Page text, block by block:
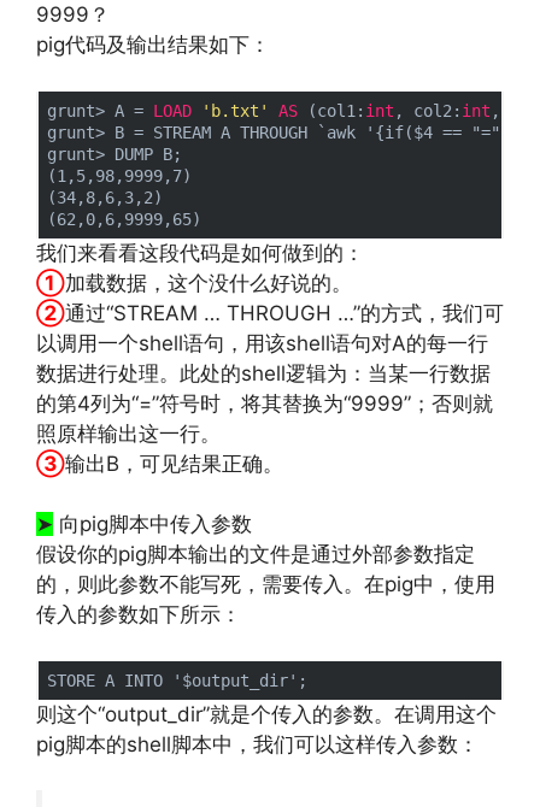
9999？
pig代码及输出结果如下：
grunt> A = LOAD 'b.txt' AS (col1: int , col2: int ,
grunt> B = STREAM A THROUGH `awk '{if($4
grunt> DUMP B;
(1,5,98,9999,7)
(34,8,6,3,2)
我们来看看这段代码是如何做到的：
①加载数据，这个没什么好说的。
②通过“STREAM … THROUGH …”的方式，我们可
以调用一个shell语句，用该shell语句对A的每一行
数据进行处理。此处的shell逻辑为：当某一行数据
的第4列为“=”符号时，将其替换为“9999”；否则就
照原样输出这一行。
③输出B，可见结果正确。
➤ 向pig脚本中传入参数
假设你的pig脚本输出的文件是通过外部参数指定
的，则此参数不能写死，需要传入。在pig中，使用
传入的参数如下所示：
则这个“output_dir”就是个传入的参数。在调用这个
pig脚本的shell脚本中，我们可以这样传入参数：